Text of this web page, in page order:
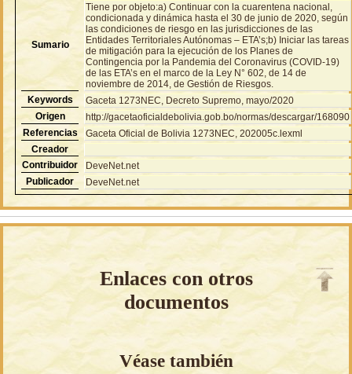
Sumario
Tiene por objeto:a) Continuar con la cuarentena nacional,
condicionada y dinámica hasta el 30 de junio de 2020, según
las condiciones de riesgo en las jurisdicciones de las
Entidades Territoriales Autónomas – ETA’s;b) Iniciar las tareas
de mitigación para la ejecución de los Planes de
Contingencia por la Pandemia del Coronavirus (COVID-19)
de las ETA’s en el marco de la Ley N° 602, de 14 de
noviembre de 2014, de Gestión de Riesgos.
Keywords
Gaceta 1273NEC, Decreto Supremo, mayo/2020
Origen
http://gacetaoficialdebolivia.gob.bo/normas/descargar/168090
Referencias
Gaceta Oficial de Bolivia 1273NEC, 202005c.lexml
Creador
Contribuidor
DeveNet.net
Publicador
DeveNet.net
Enlaces con otros
documentos
Véase también